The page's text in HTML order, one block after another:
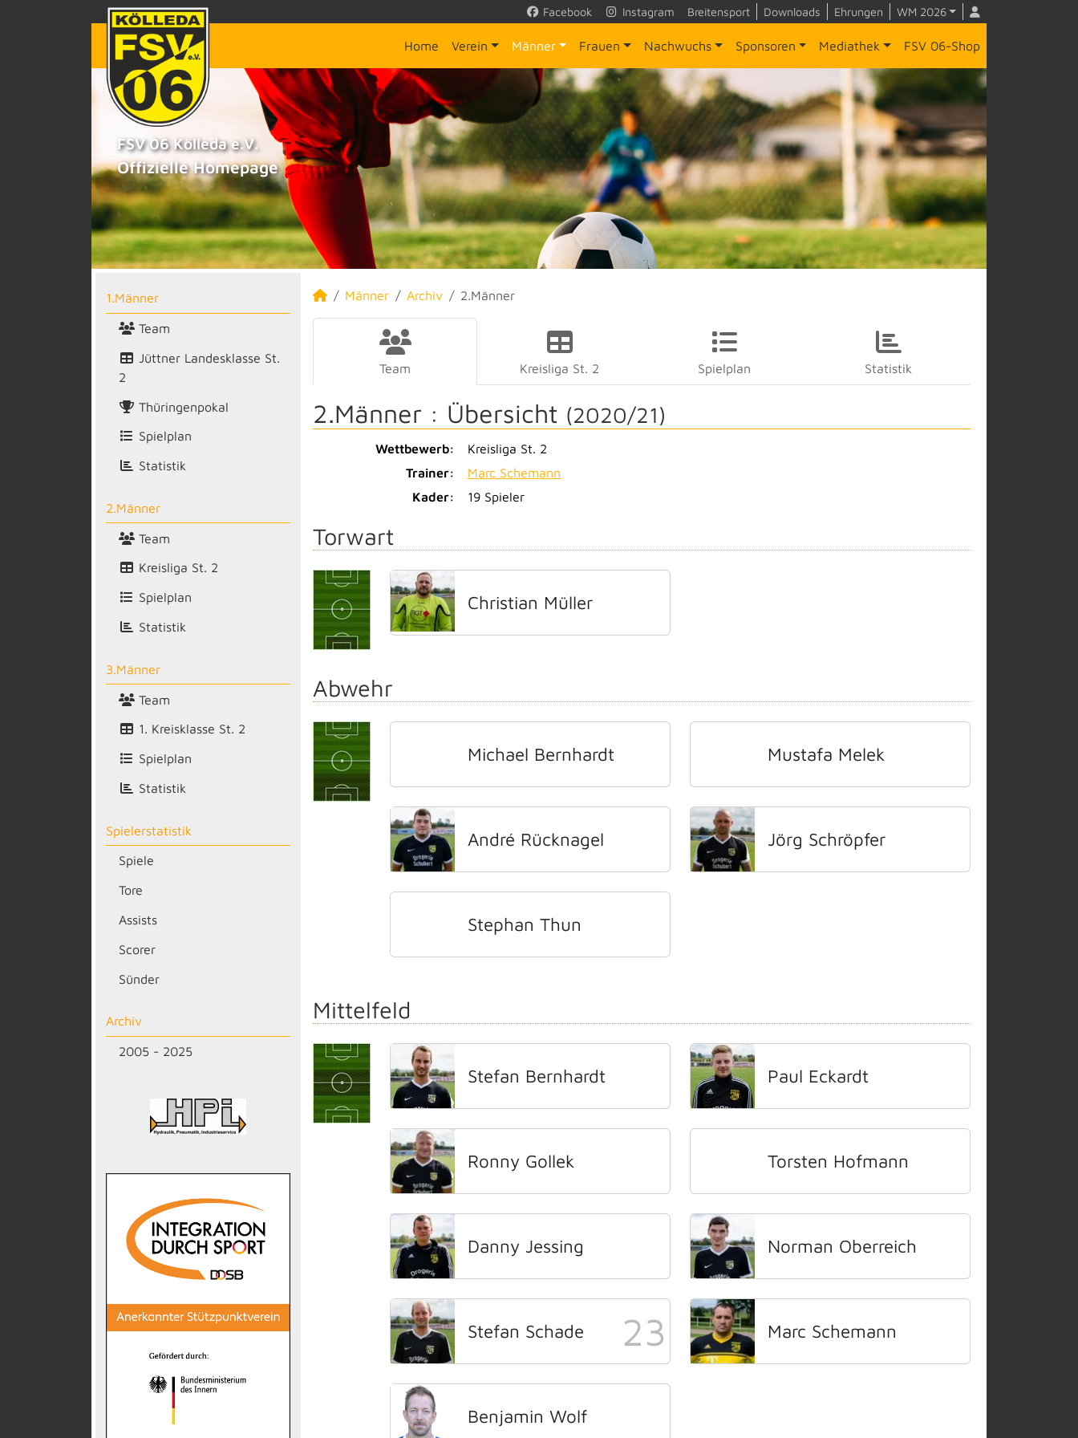
Facebook Instagram Breitensport Downloads Ehrungen WM 2026
Home Verein Männer Frauen Nachwuchs Sponsoren Mediathek FSV 06-Shop
FSV 06 Kölleda e.V.
Offizielle Homepage
1.Männer
Team
Jüttner Landesklasse St.
2
Thüringenpokal
Spielplan
Statistik
2.Männer
Team
Kreisliga St. 2
Spielplan
Statistik
3.Männer
Team
1. Kreisklasse St. 2
Spielplan
Statistik
Spielerstatistik
Spiele
Tore
Assists
Scorer
Sünder
Archiv
2005 - 2025
Männer Archiv 2.Männer
Team Kreisliga St. 2 Spielplan Statistik
2.Männer : Übersicht (2020/21)
Wettbewerb:
Kreisliga St. 2
Trainer:
Marc Schemann
Kader:
19 Spieler
Torwart
Christian Müller
Abwehr
Michael Bernhardt Mustafa Melek
André Rücknagel Jörg Schröpfer
Stephan Thun
Mittelfeld
Stefan Bernhardt Paul Eckardt
Ronny Gollek Torsten Hofmann
Danny Jessing Norman Oberreich
Stefan Schade 23 Marc Schemann
Benjamin Wolf